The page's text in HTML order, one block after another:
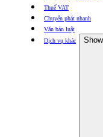
Thuế VAT
Chuyển phát nhanh
Văn bản luật
Dịch vụ khác